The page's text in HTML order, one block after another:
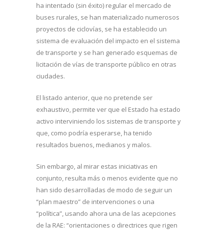
ha intentado (sin éxito) regular el mercado de
buses rurales, se han materializado numerosos
proyectos de ciclovías, se ha establecido un
sistema de evaluación del impacto en el sistema
de transporte y se han generado esquemas de
licitación de vías de transporte público en otras
ciudades.
El listado anterior, que no pretende ser
exhaustivo, permite ver que el Estado ha estado
activo interviniendo los sistemas de transporte y
que, como podría esperarse, ha tenido
resultados buenos, medianos y malos.
Sin embargo, al mirar estas iniciativas en
conjunto, resulta más o menos evidente que no
han sido desarrolladas de modo de seguir un
“plan maestro” de intervenciones o una
“política”, usando ahora una de las acepciones
de la RAE: “orientaciones o directrices que rigen